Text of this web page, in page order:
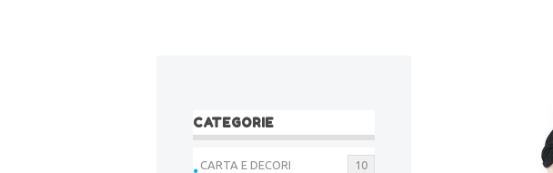
CATEGORIE
CARTA E DECORI 10